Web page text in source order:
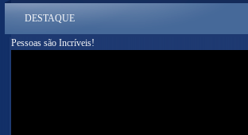
DESTAQUE
Pessoas são Incríveis!